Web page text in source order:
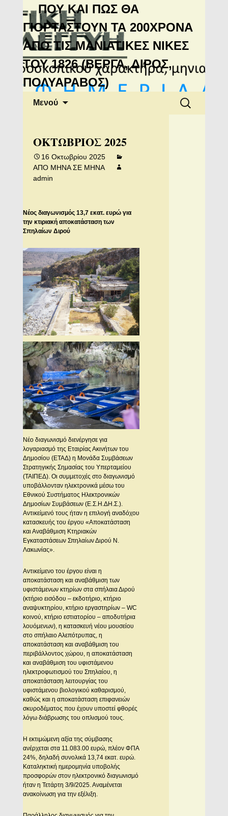
Μανιάτικη
Αλληλεγγύη
ΠΟΥ ΚΑΙ ΠΩΣ ΘΑ
ΓΙΟΡΤΑΣΤΟΥΝ ΤΑ 200ΧΡΟΝΑ
ΑΠΟ ΤΙΣ ΜΑΝΙΑΤΙΚΕΣ ΝΙΚΕΣ
ΤΟΥ 1826 (ΒΕΡΓΑ, ΔΙΡΟΣ,
ΠΟΛΥΑΡΑΒΟΣ)
Μενού
Αναζήτηση
για:
ΟΚΤΩΒΡΙΟΣ 2025
16 Οκτωβρίου 2025
ΑΠΟ ΜΗΝΑ ΣΕ ΜΗΝΑ
admin
Νέος διαγωνισμός 13,7 εκατ. ευρώ για
την κτιριακή αποκατάσταση των
Σπηλαίων Διρού
Νέο διαγωνισμό διενέργησε για
λογαριασμό της Εταιρίας Ακινήτων του
Δημοσίου (ΕΤΑΔ) η Μονάδα Συμβάσεων
Στρατηγικής Σημασίας του Υπερταμείου
(ΤΑΙΠΕΔ). Οι συμμετοχές στο διαγωνισμό
υποβάλλονταν ηλεκτρονικά μέσω του
Εθνικού Συστήματος Ηλεκτρονικών
Δημοσίων Συμβάσεων (Ε.Σ.Η.ΔΗ.Σ.).
Αντικείμενό τους ήταν η επιλογή αναδόχου
κατασκευής του έργου «Αποκατάσταση
και Αναβάθμιση Κτηριακών
Εγκαταστάσεων Σπηλαίων Διρού Ν.
Λακωνίας».
Αντικείμενο του έργου είναι η
αποκατάσταση και αναβάθμιση των
υφιστάμενων κτηρίων στα σπήλαια Διρού
(κτήριο εισόδου – εκδοτήριο, κτήριο
αναψυκτηρίου, κτήριο εργαστηρίων – WC
κοινού, κτήριο εστιατορίου – αποδυτήρια
λουόμενων), η κατασκευή νέου μουσείου
στο σπήλαιο Αλεπότρυπας, η
αποκατάσταση και αναβάθμιση του
περιβάλλοντος χώρου, η αποκατάσταση
και αναβάθμιση του υφιστάμενου
ηλεκτροφωτισμού του Σπηλαίου, η
αποκατάσταση λειτουργίας του
υφιστάμενου βιολογικού καθαρισμού,
καθώς και η αποκατάσταση επιφανειών
σκυροδέματος που έχουν υποστεί φθορές
λόγω διάβρωσης του οπλισμού τους.
Η εκτιμώμενη αξία της σύμβασης
ανέρχεται στα 11.083.00 ευρώ, πλέον ΦΠΑ
24%, δηλαδή συνολικά 13,74 εκατ. ευρώ.
Καταληκτική ημερομηνία υποβολής
προσφορών στον ηλεκτρονικό διαγωνισμό
ήταν η Τετάρτη 3/9/2025. Αναμένεται
ανακοίνωση για την εξέλιξη.